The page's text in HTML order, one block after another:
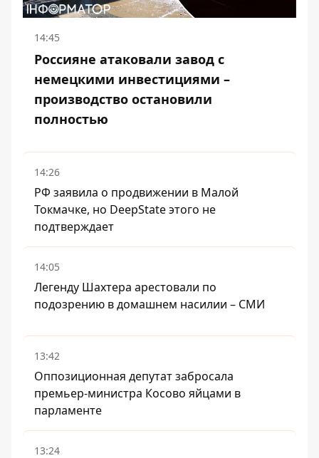
14:45
Россияне атаковали завод с
немецкими инвестициями –
производство остановили
полностью
14:26
РФ заявила о продвижении в Малой
Токмачке, но DeepState этого не
подтверждает
14:05
Легенду Шахтера арестовали по
подозрению в домашнем насилии – СМИ
13:42
Оппозиционная депутат забросала
премьер-министра Косово яйцами в
парламенте
13:24